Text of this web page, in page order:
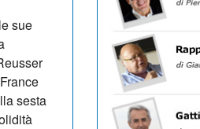
sue
sesta